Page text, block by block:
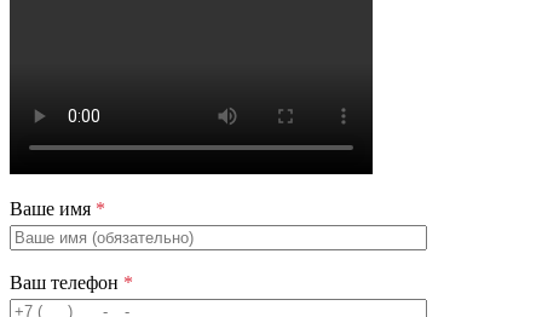
Ваше имя *
Ваш телефон *